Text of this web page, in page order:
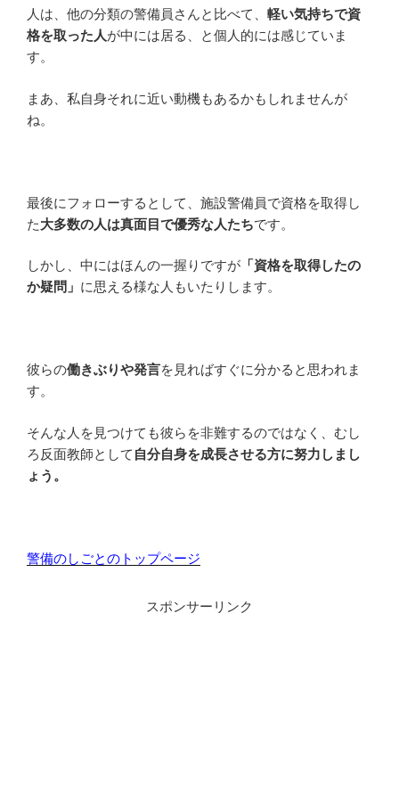
人は、他の分類の警備員さんと比べて、 軽い気持ちで資
格を取った人が中には居る、と個人的には感じていま
す。
まあ、私自身それに近い動機もあるかもしれませんが
ね。
最後にフォローするとして、施設警備員で資格を取得し
た大多数の人は真面目で優秀な人たちです。
しかし、中にはほんの一握りですが 「資格を取得したの
か疑問」 に思える様な人もいたりします。
彼らの働きぶりや発言を見ればすぐに分かると思われま
す。
そんな人を見つけても彼らを非難するのではなく、むし
ろ反面教師として 自分自身を成長させる方に努力しまし
ょう。
警備のしごとのトップページ
スポンサーリンク